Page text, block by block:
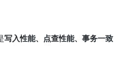
写入性能、点查性能、事务一致